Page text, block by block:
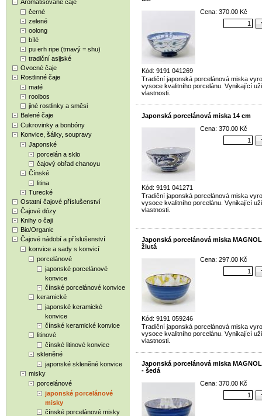
Aromatisované čaje
černé
zelené
oolong
bílé
pu erh ripe (tmavý = shu)
tradiční asijské
Ovocné čaje
Rostlinné čaje
maté
rooibos
jiné rostlinky a směsi
Balené čaje
Cukrovinky a bonbóny
Konvice, šálky, soupravy
Japonské
porcelán a sklo
čajový obřad chanoyu
Čínské
litina
Turecké
Ostatní čajové příslušenství
Čajové dózy
Knihy o čaji
Bio/Organic
Čajové nádobí a příslušenství
konvice a sady s konvicí
porcelánové
japonské porcelánové
konvice
čínské porcelánové konvice
keramické
japonské keramické
konvice
čínské keramické konvice
litinové
čínské litinové konvice
skleněné
japonské skleněné konvice
misky
porcelánové
japonské porcelánové
misky
čínské porcelánové misky
Kód: 9191 041269
Cena: 370.00 Kč
Tradiční japonská porcelánová miska
vysoce kvalitního porcelánu. Vynikající
vlastnosti.
Japonská porcelánová miska 14 cm
Kód: 9191 041271
Cena: 370.00 Kč
Tradiční japonská porcelánová miska
vysoce kvalitního porcelánu. Vynikající
vlastnosti.
Japonská porcelánová miska
žlutá
Kód: 9191 059246
Cena: 297.00 Kč
Tradiční japonská porcelánová miska
vysoce kvalitního porcelánu. Vynikající
vlastnosti.
Japonská porcelánová miska
- šedá
Cena: 370.00 Kč